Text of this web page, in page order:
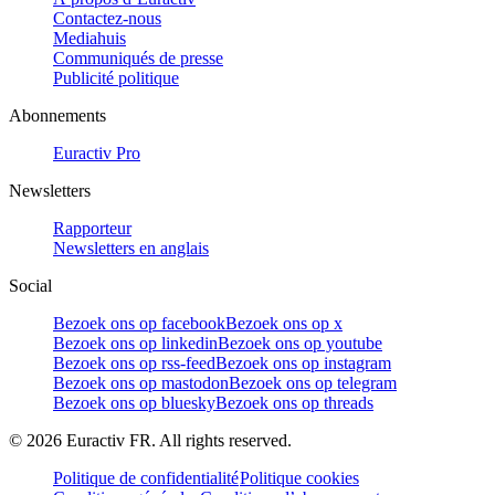
Contactez-nous
Mediahuis
Communiqués de presse
Publicité politique
Abonnements
Euractiv Pro
Newsletters
Rapporteur
Newsletters en anglais
Social
Bezoek ons op facebookBezoek ons op x
Bezoek ons op linkedinBezoek ons op youtube
Bezoek ons op rss-feedBezoek ons op instagram
Bezoek ons op mastodonBezoek ons op telegram
Bezoek ons op blueskyBezoek ons op threads
© 2026 Euractiv FR. All rights reserved.
Politique de confidentialitéPolitique cookies